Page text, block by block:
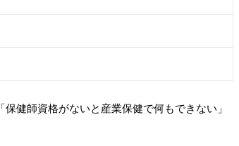
保健師資格がないと産業保健で何もできない」